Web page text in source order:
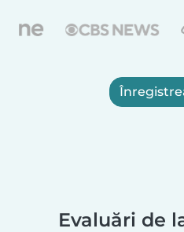
Evaluări de